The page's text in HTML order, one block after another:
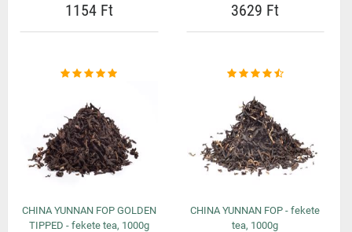
1154 Ft 3629 Ft
CHINA YUNNAN FOP GOLDEN
TIPPED - fekete tea, 1000g
CHINA YUNNAN FOP - fekete
tea, 1000g